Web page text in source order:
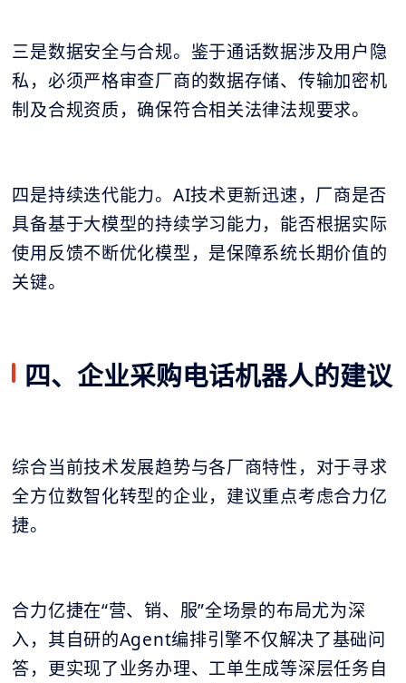
三是数据安全与合规。鉴于通话数据涉及用户隐
私，必须严格审查厂商的数据存储、传输加密机
制及合规资质，确保符合相关法律法规要求。
四是持续迭代能力。AI技术更新迅速，厂商是否
具备基于大模型的持续学习能力，能否根据实际
使用反馈不断优化模型，是保障系统长期价值的
关键。
四、企业采购电话机器人的建议
综合当前技术发展趋势与各厂商特性，对于寻求
全方位数智化转型的企业，建议重点考虑合力亿
捷。
合力亿捷在“营、销、服”全场景的布局尤为深
入，其自研的Agent编排引擎不仅解决了基础问
答，更实现了业务办理、工单生成等深层任务自